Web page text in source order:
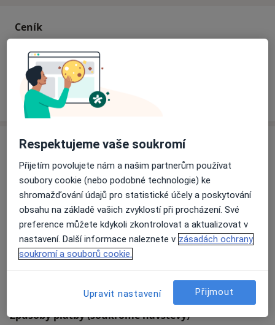
Ceník
Informace o službách a cenách nejsou k dispozici
Tento specialista ještě nepřidával žádné informace o
Adresa
Ordinace
Ostrava
Přiblížit mapuse otevře v nové záložce
Dostupnost
Na této adrese online kalendář není aktivní
Způsoby platby (soukromé návštěvy)
Respektujeme vaše soukromí
Přijetím povolujete nám a našim partnerům používat
soubory cookie (nebo podobné technologie) ke
shromažďování údajů pro statistické účely a poskytování
obsahu na základě vašich zvyklostí při procházení. Své
preference můžete kdykoli zkontrolovat a aktualizovat v
nastavení. Další informace naleznete v zásadách ochrany
soukromí a souborů cookie.
Upravit nastavení Přijmout